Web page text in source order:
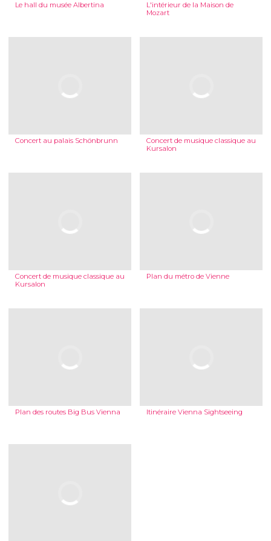
Le hall du musée Albertina
L'intérieur de la Maison de
Mozart
Concert au palais Schönbrunn
Concert de musique classique au
Kursalon
Concert de musique classique au
Kursalon
Plan du métro de Vienne
Plan des routes Big Bus Vienna Itinéraire Vienna Sightseeing